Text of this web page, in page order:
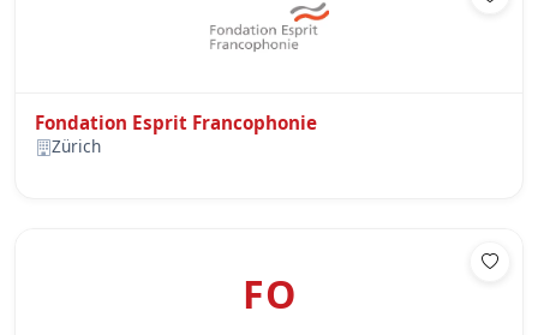
Fondation Esprit Francophonie
Zürich
FO